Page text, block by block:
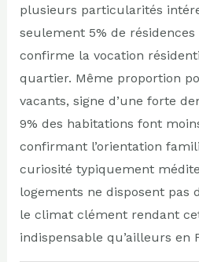
plusieurs particularités
seulement 5% de
confirme la vocation
quartier. Même proportion
vacants, signe d’une forte
9% des habitations font
confirmant l’orientation
curiosité typiquement
logements ne disposent pas
le climat clément rendant
indispensable qu’ailleurs en